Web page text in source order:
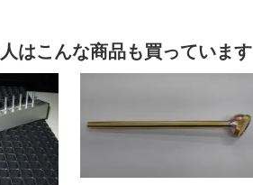
はこんな商品も買っています